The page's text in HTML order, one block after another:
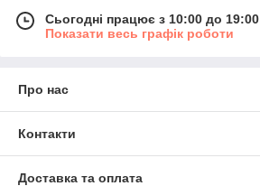
Сьогодні працює з 10:00 до 19:00
Показати весь графік роботи
Про нас
Контакти
Доставка та оплата